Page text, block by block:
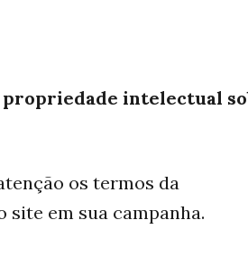
intelectual
os termos da
site em sua campanha.